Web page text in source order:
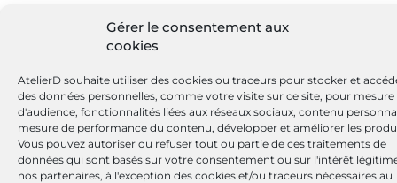
Gérer le consentement aux
cookies
AtelierD souhaite utiliser des cookies ou traceurs pour stocker et
des données personnelles, comme votre visite sur ce site, pour mesure
d'audience, fonctionnalités liées aux réseaux sociaux, contenu
mesure de performance du contenu, développer et améliorer les
Vous pouvez autoriser ou refuser tout ou partie de ces traitements de
données qui sont basés sur votre consentement ou sur l'intérêt
nos partenaires, à l'exception des cookies et/ou traceurs nécessaires au